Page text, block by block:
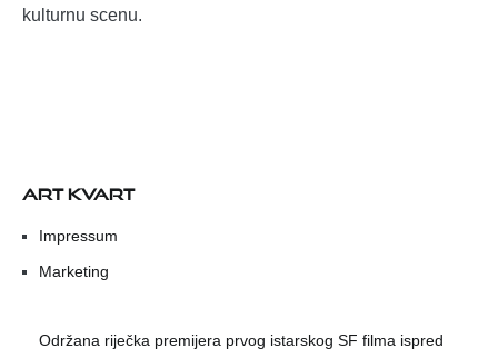
kulturnu scenu.
ART KVART
Impressum
Marketing
Održana riječka premijera prvog istarskog SF filma ispred